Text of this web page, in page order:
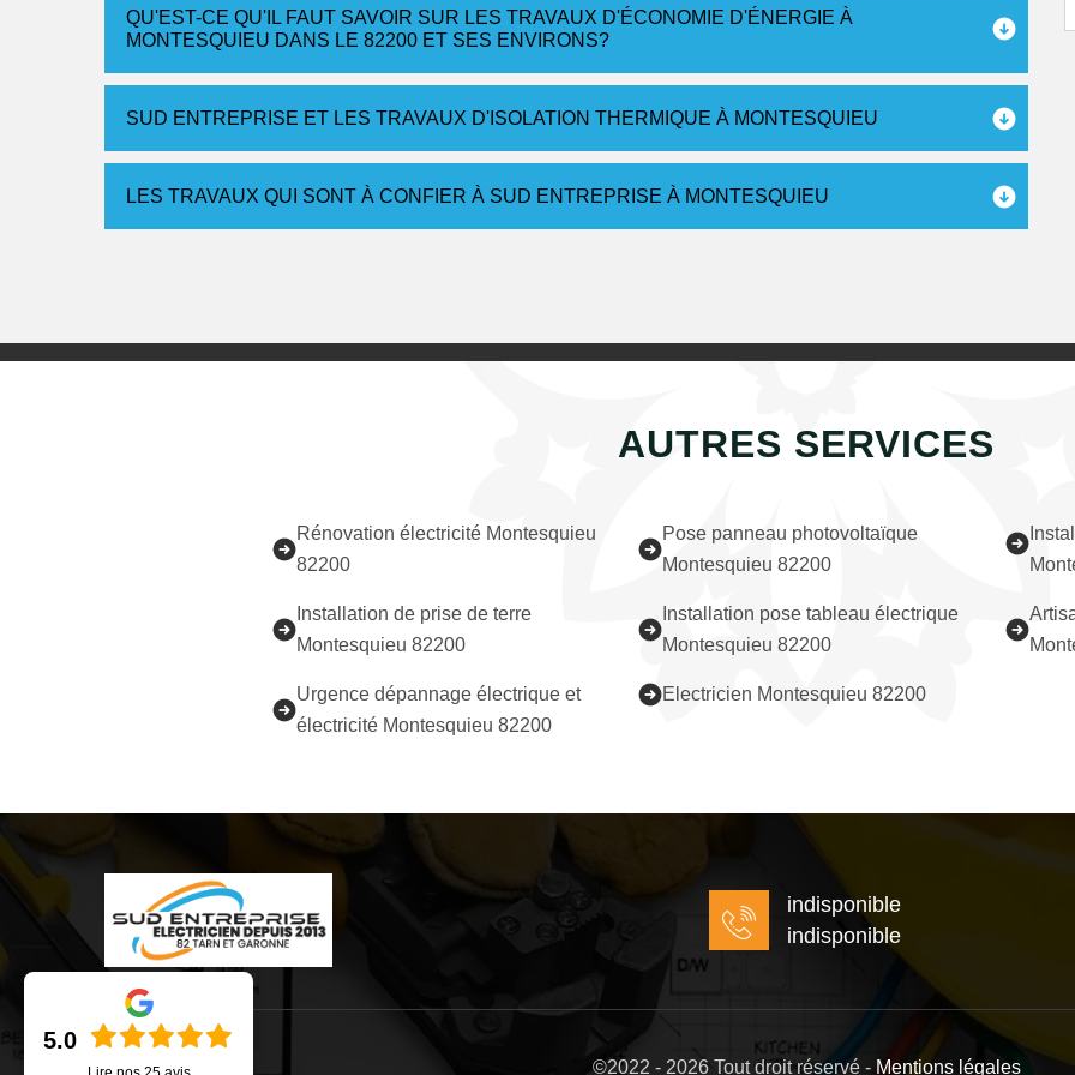
QU'EST-CE QU'IL FAUT SAVOIR SUR LES TRAVAUX D'ÉCONOMIE D'ÉNERGIE À
MONTESQUIEU DANS LE 82200 ET SES ENVIRONS?
SUD ENTREPRISE ET LES TRAVAUX D'ISOLATION THERMIQUE À MONTESQUIEU
LES TRAVAUX QUI SONT À CONFIER À SUD ENTREPRISE À MONTESQUIEU
AUTRES SERVICES
Rénovation électricité Montesquieu
82200
Installation de prise de terre
Montesquieu 82200
Urgence dépannage électrique et
électricité Montesquieu 82200
Pose panneau photovoltaïque
Montesquieu 82200
Installation pose tableau électrique
Montesquieu 82200
Electricien Montesquieu 82200
indisponible
indisponible
©2022 - 2026 Tout droit réservé - Mentions légales
5.0